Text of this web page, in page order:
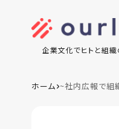
企業文化でヒトと組織
ホーム ~社内広報で組